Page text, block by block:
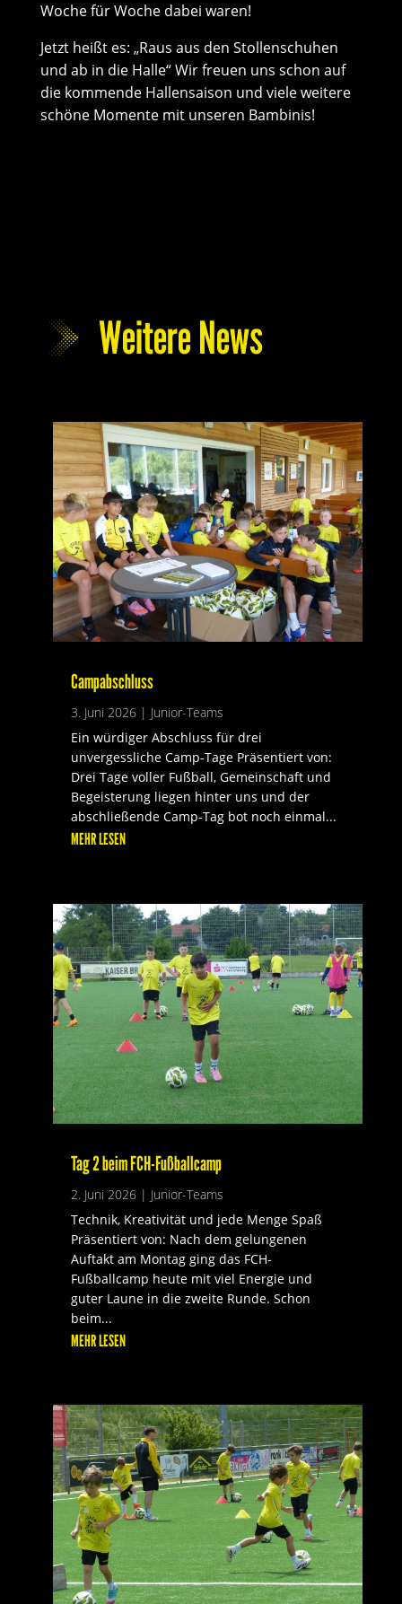
Woche für Woche dabei waren!
Jetzt heißt es: „Raus aus den Stollenschuhen
und ab in die Halle“ Wir freuen uns schon auf
die kommende Hallensaison und viele weitere
schöne Momente mit unseren Bambinis!
Weitere News
Campabschluss
3. Juni 2026| Junior-Teams
Ein würdiger Abschluss für drei
unvergessliche Camp-Tage Präsentiert von:
Drei Tage voller Fußball, Gemeinschaft und
Begeisterung liegen hinter uns und der
abschließende Camp-Tag bot noch einmal...
MEHR LESEN
Tag 2 beim FCH-Fußballcamp
2. Juni 2026| Junior-Teams
Technik, Kreativität und jede Menge Spaß
Präsentiert von: Nach dem gelungenen
Auftakt am Montag ging das FCH-
Fußballcamp heute mit viel Energie und
guter Laune in die zweite Runde. Schon
beim...
MEHR LESEN